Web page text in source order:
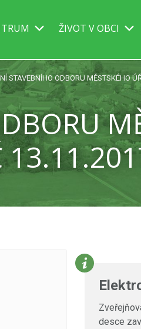
ŽIVOT V OBCI
STAVEBNÍHO ODBORU MĚSTSKÉHO
desce